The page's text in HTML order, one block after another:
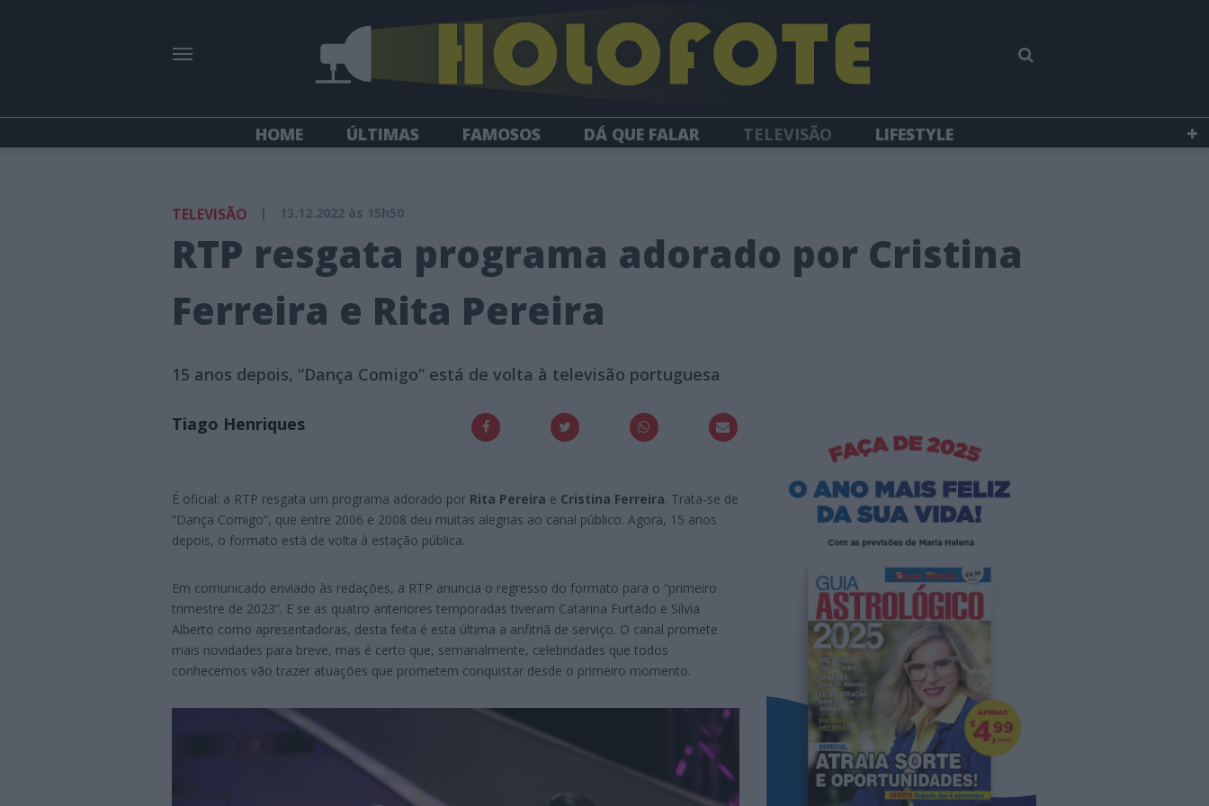
HOME ÚLTIMAS FAMOSOS DÁ QUE FALAR TELEVISÃO
LIFESTYLE
TELEVISÃO | 13.12.2022 às 15h50
RTP resgata programa adorado por Cristina
Ferreira e Rita Pereira
15 anos depois, “Dança Comigo” está de volta à televisão portuguesa
Tiago Henriques
É oficial: a RTP resgata um programa adorado por Rita Pereira e Cristina Ferreira. Trata-se de
“Dança Comigo”, que entre 2006 e 2008 deu muitas alegrias ao canal público. Agora, 15 anos
depois, o formato está de volta à estação pública.
Em comunicado enviado às redações, a RTP anuncia o regresso do formato para o “primeiro
trimestre de 2023”. E se as quatro anteriores temporadas tiveram Catarina Furtado e Sílvia
Alberto como apresentadoras, desta feita é esta última a anfitriã de serviço. O canal promete
mais novidades para breve, mas é certo que, semanalmente, celebridades que todos
conhecemos vão trazer atuações que prometem conquistar desde o primeiro momento.